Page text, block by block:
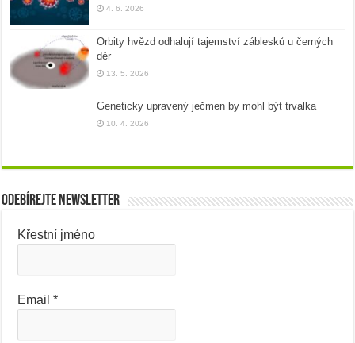
4. 6. 2026
Orbity hvězd odhalují tajemství záblesků u černých
děr
13. 5. 2026
Geneticky upravený ječmen by mohl být trvalka
10. 4. 2026
Odebírejte newsletter
Křestní jméno
Email*